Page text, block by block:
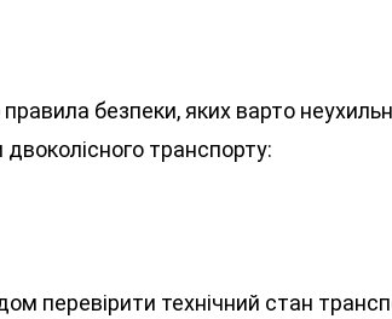
безпеки, яких варто
транспорту:
перевірити технічний стан